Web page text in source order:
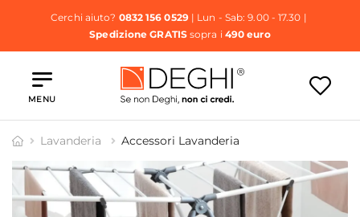
Cerchi aiuto? 0832 156 0529| Lun - Sab: 9.00 - 17.30 |
Spedizione GRATISsopra i 490 euro
MENU
Lavanderia Accessori Lavanderia